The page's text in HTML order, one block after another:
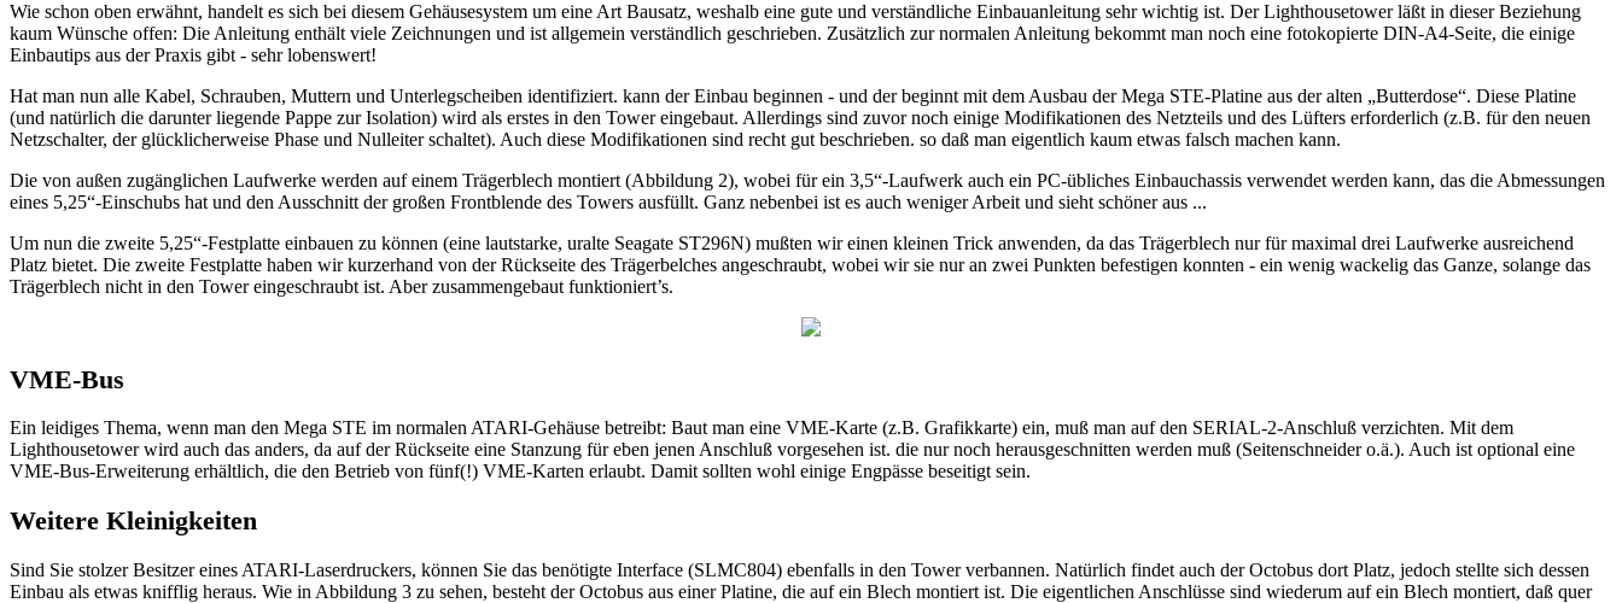
Wie schon oben erwähnt, handelt es sich bei diesem Gehäusesystem um eine Art Bausatz, weshalb eine gute und verständliche Einbauanleitung sehr wichtig ist. Der Lighthousetower läßt in dieser Beziehung
kaum Wünsche offen: Die Anleitung enthält viele Zeichnungen und ist allgemein verständlich geschrieben. Zusätzlich zur normalen Anleitung bekommt man noch eine fotokopierte DIN-A4-Seite, die einige
Einbautips aus der Praxis gibt - sehr lobenswert!
Hat man nun alle Kabel, Schrauben, Muttern und Unterlegscheiben identifiziert. kann der Einbau beginnen - und der beginnt mit dem Ausbau der Mega STE-Platine aus der alten „Butterdose“. Diese Platine
(und natürlich die darunter liegende Pappe zur Isolation) wird als erstes in den Tower eingebaut. Allerdings sind zuvor noch einige Modifikationen des Netzteils und des Lüfters erforderlich (z.B. für den neuen
Netzschalter, der glücklicherweise Phase und Nulleiter schaltet). Auch diese Modifikationen sind recht gut beschrieben. so daß man eigentlich kaum etwas falsch machen kann.
Die von außen zugänglichen Laufwerke werden auf einem Trägerblech montiert (Abbildung 2), wobei für ein 3,5“-Laufwerk auch ein PC-übliches Einbauchassis verwendet werden kann, das die Abmessungen
eines 5,25“-Einschubs hat und den Ausschnitt der großen Frontblende des Towers ausfüllt. Ganz nebenbei ist es auch weniger Arbeit und sieht schöner aus ...
Um nun die zweite 5,25“-Festplatte einbauen zu können (eine lautstarke, uralte Seagate ST296N) mußten wir einen kleinen Trick anwenden, da das Trägerblech nur für maximal drei Laufwerke ausreichend
Platz bietet. Die zweite Festplatte haben wir kurzerhand von der Rückseite des Trägerbelches angeschraubt, wobei wir sie nur an zwei Punkten befestigen konnten - ein wenig wackelig das Ganze, solange das
Trägerblech nicht in den Tower eingeschraubt ist. Aber zusammengebaut funktioniert’s.
VME-Bus
Ein leidiges Thema, wenn man den Mega STE im normalen ATARI-Gehäuse betreibt: Baut man eine VME-Karte (z.B. Grafikkarte) ein, muß man auf den SERIAL-2-Anschluß verzichten. Mit dem
Lighthousetower wird auch das anders, da auf der Rückseite eine Stanzung für eben jenen Anschluß vorgesehen ist. die nur noch herausgeschnitten werden muß (Seitenschneider o.ä.). Auch ist optional eine
VME-Bus-Erweiterung erhältlich, die den Betrieb von fünf(!) VME-Karten erlaubt. Damit sollten wohl einige Engpässe beseitigt sein.
Weitere Kleinigkeiten
Sind Sie stolzer Besitzer eines ATARI-Laserdruckers, können Sie das benötigte Interface (SLMC804) ebenfalls in den Tower verbannen. Natürlich findet auch der Octobus dort Platz, jedoch stellte sich dessen
Einbau als etwas knifflig heraus. Wie in Abbildung 3 zu sehen, besteht der Octobus aus einer Platine, die auf ein Blech montiert ist. Die eigentlichen Anschlüsse sind wiederum auf ein Blech montiert, daß quer